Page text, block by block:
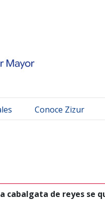
Conoce Zizur
cabalgata de reyes